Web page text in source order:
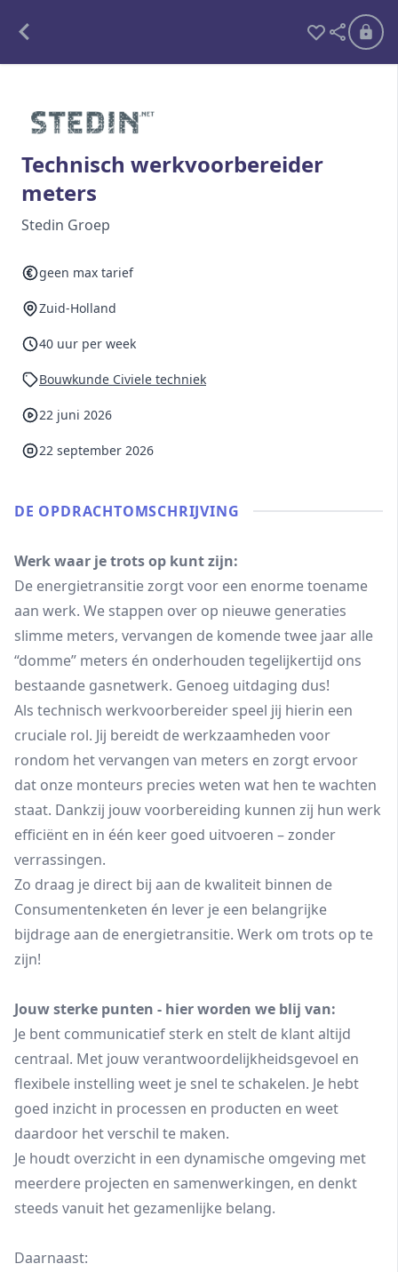
Detachering
Interim opdrachten statistiek
Technisch werkvoorbereider
meters
Stedin Groep
geen max tarief
Zuid-Holland
40 uur per week
Bouwkunde Civiele techniek
22 juni 2026
22 september 2026
DE OPDRACHT­OMSCHRIJVING
Werk waar je trots op kunt zijn:
De energietransitie zorgt voor een enorme toename
aan werk. We stappen over op nieuwe generaties
slimme meters, vervangen de komende twee jaar alle
“domme” meters én onderhouden tegelijkertijd ons
bestaande gasnetwerk. Genoeg uitdaging dus!
Als technisch werkvoorbereider speel jij hierin een
cruciale rol. Jij bereidt de werkzaamheden voor
rondom het vervangen van meters en zorgt ervoor
dat onze monteurs precies weten wat hen te wachten
staat. Dankzij jouw voorbereiding kunnen zij hun werk
efficiënt en in één keer goed uitvoeren – zonder
verrassingen.
Zo draag je direct bij aan de kwaliteit binnen de
Consumentenketen én lever je een belangrijke
bijdrage aan de energietransitie. Werk om trots op te
zijn!
Jouw sterke punten - hier worden we blij van:
Je bent communicatief sterk en stelt de klant altijd
centraal. Met jouw verantwoordelijkheidsgevoel en
flexibele instelling weet je snel te schakelen. Je hebt
goed inzicht in processen en producten en weet
daardoor het verschil te maken.
Je houdt overzicht in een dynamische omgeving met
meerdere projecten en samenwerkingen, en denkt
steeds vanuit het gezamenlijke belang.
Daarnaast: